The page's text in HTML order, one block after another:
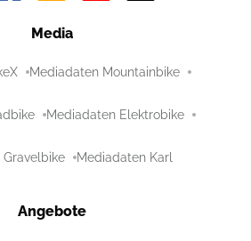
Media
Mediadaten Mountainbike
Mediadaten Elektrobike
Mediadaten Karl
Angebote